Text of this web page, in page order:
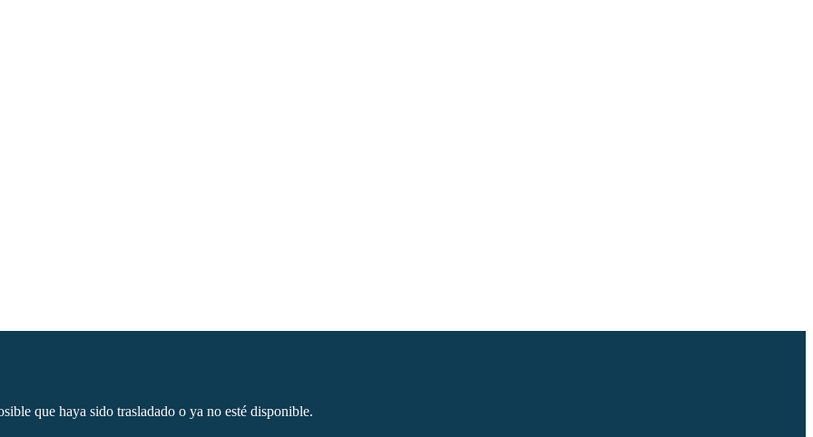
que haya sido trasladado o ya no esté disponible.